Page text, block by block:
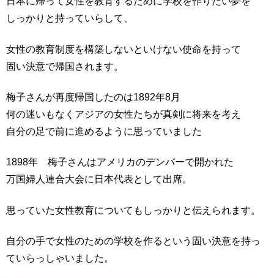
しっかりと持っていらして、
女性の教育制度を構築しないといけない使命を持って
固い決意で帰国されます。
梅子さんが再度帰国したのは1892年8月
何の迷いもなくアジアの女性たちが真剣に将来を考え
自分の足で前に進めるように思っていました
1898年 梅子さんはアメリカのデンバーで開かれた
万国婦人連合大会に日本代表として出席。
思っていた女性教育についてもしっかりと伝えられます。
自分の手で女性のための学校を作るという固い決意を持っ
ていらっしゃいました。